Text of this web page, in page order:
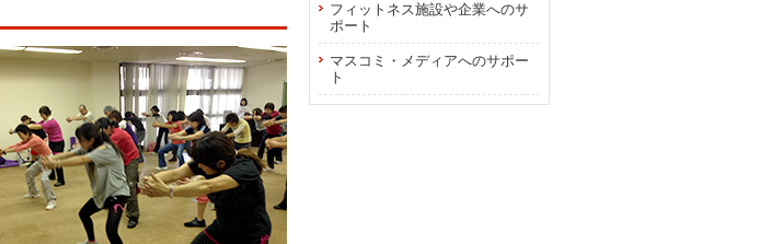
フィットネス施設や企業へのサ
ポート
マスコミ・メディアへのサポー
ト